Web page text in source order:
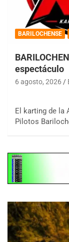
BARILOCHENSE
espectáculo
6 agosto, 2026
El karting de la
Pilotos